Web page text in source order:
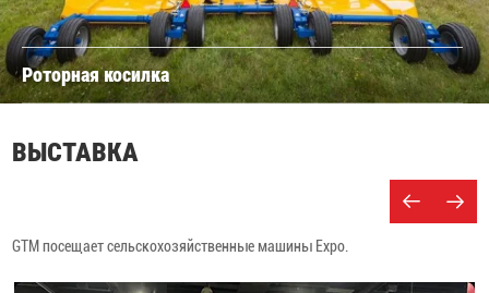
Роторная косилка
ВЫСТАВКА
GTM посещает сельскохозяйственные машины Expo.